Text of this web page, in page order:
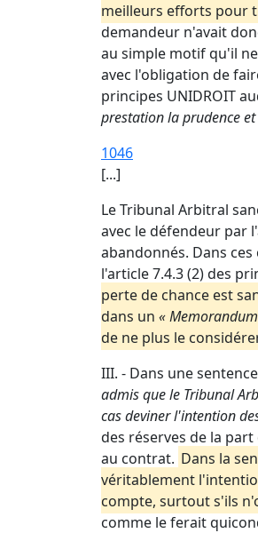
meilleurs efforts pour
demandeur n'avait
au simple motif qu'il
avec l'obligation de
principes UNIDROIT
prestation la prudence
1046
[...]
Le Tribunal Arbitral
avec le défendeur par
abandonnés. Dans
l'article 7.4.3 (2) des
perte de chance est
dans un «
de ne plus le
III. - Dans une
admis que le Tribunal
cas deviner l'intention
des réserves de la
au contrat. Dans la
véritablement
compte, surtout s'ils
comme le ferait